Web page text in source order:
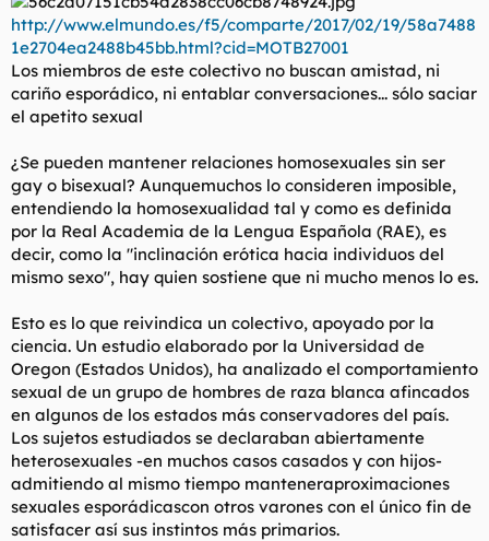
http://www.elmundo.es/f5/comparte/2017/02/19/58a7488
1e2704ea2488b45bb.html?cid=MOTB27001
Los miembros de este colectivo no buscan amistad, ni
cariño esporádico, ni entablar conversaciones... sólo saciar
el apetito sexual
¿Se pueden mantener relaciones homosexuales sin ser
gay o bisexual? Aunquemuchos lo consideren imposible,
entendiendo la homosexualidad tal y como es definida
por la Real Academia de la Lengua Española (RAE), es
decir, como la "inclinación erótica hacia individuos del
mismo sexo", hay quien sostiene que ni mucho menos lo es.
Esto es lo que reivindica un colectivo, apoyado por la
ciencia. Un estudio elaborado por la Universidad de
Oregon (Estados Unidos), ha analizado el comportamiento
sexual de un grupo de hombres de raza blanca afincados
en algunos de los estados más conservadores del país.
Los sujetos estudiados se declaraban abiertamente
heterosexuales -en muchos casos casados y con hijos-
admitiendo al mismo tiempo manteneraproximaciones
sexuales esporádicascon otros varones con el único fin de
satisfacer así sus instintos más primarios.